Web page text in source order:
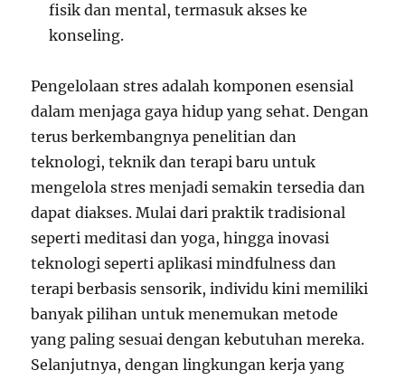
fisik dan mental, termasuk akses ke
konseling.
Pengelolaan stres adalah komponen esensial
dalam menjaga gaya hidup yang sehat. Dengan
terus berkembangnya penelitian dan
teknologi, teknik dan terapi baru untuk
mengelola stres menjadi semakin tersedia dan
dapat diakses. Mulai dari praktik tradisional
seperti meditasi dan yoga, hingga inovasi
teknologi seperti aplikasi mindfulness dan
terapi berbasis sensorik, individu kini memiliki
banyak pilihan untuk menemukan metode
yang paling sesuai dengan kebutuhan mereka.
Selanjutnya, dengan lingkungan kerja yang